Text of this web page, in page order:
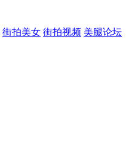
街拍美女 街拍视频 美腿论坛